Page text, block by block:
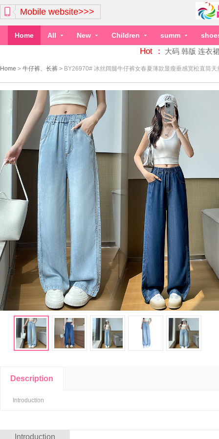
Mobile website>>>
Home All New Children summ
Hot ： 大码 韩版 连衣
Home > 牛仔裤、长裤 > BY26970# 冰丝阔腿牛仔裤女春夏薄款显瘦垂感宽松直筒
Description
Introduction
Introduction